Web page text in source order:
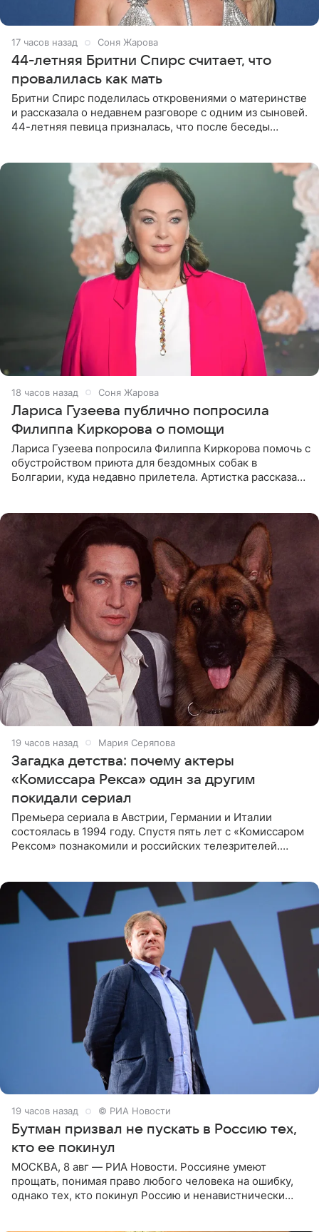
17 часов назад Соня Жарова
44-летняя Бритни Спирс считает, что
провалилась как мать
Бритни Спирс поделилась откровениями о материнстве
и рассказала о недавнем разговоре с одним из сыновей.
44-летняя певица призналась, что после беседы
18 часов назад Соня Жарова
Лариса Гузеева публично попросила
Филиппа Киркорова о помощи
Лариса Гузеева попросила Филиппа Киркорова помочь с
обустройством приюта для бездомных собак в
Болгарии, куда недавно прилетела. Артистка рассказала
19 часов назад Мария Серяпова
Загадка детства: почему актеры
«Комиссара Рекса» один за другим
покидали сериал
Премьера сериала в Австрии, Германии и Италии
состоялась в 1994 году. Спустя пять лет с «Комиссаром
Рексом» познакомили и российских телезрителей.
19 часов назад © РИА Новости
Бутман призвал не пускать в Россию тех,
кто ее покинул
МОСКВА, 8 авг — РИА Новости. Россияне умеют
прощать, понимая право любого человека на ошибку,
однако тех, кто покинул Россию и ненавистнически